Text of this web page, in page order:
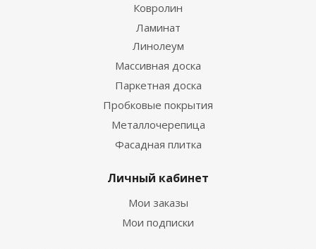
Ковролин
Ламинат
Линолеум
Массивная доска
Паркетная доска
Пробковые покрытия
Металлочерепица
Фасадная плитка
Личный кабинет
Мои заказы
Мои подписки